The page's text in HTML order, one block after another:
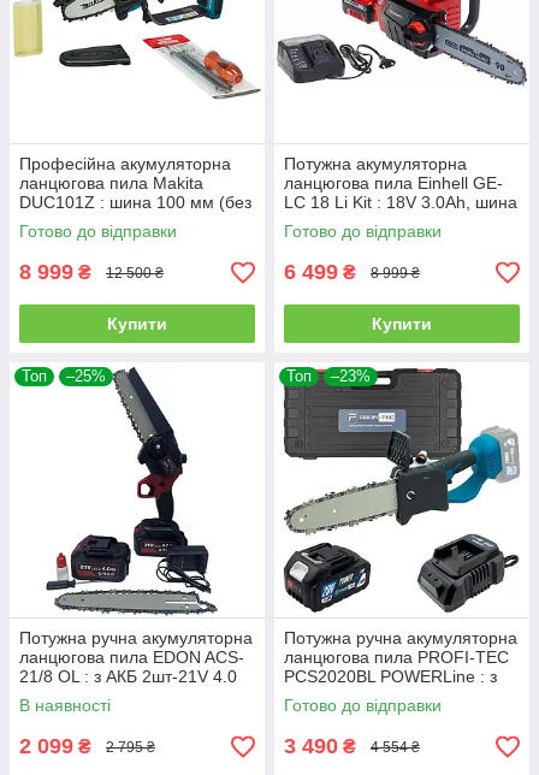
Професійна акумуляторна
ланцюгова пила Makita
DUC101Z : шина 100 мм (без
АКБ)
Готово до відправки
8 999 ₴ 12 500 ₴
Купити
Потужна акумуляторна
ланцюгова пила Einhell GE-
LC 18 Li Kit : 18V 3.0Ah, шина
25см (4501760)
Готово до відправки
6 499 ₴ 8 999 ₴
Купити
Топ –25%
Потужна ручна акумуляторна
ланцюгова пила EDON ACS-
21/8 OL : з АКБ 2шт-21V 4.0
Аh,2 шини 15/20см
В наявності
2 099 ₴ 2 795 ₴
Топ –23%
Потужна ручна акумуляторна
ланцюгова пила PROFI-TEC
PCS2020BL POWERLine : з
АКБ 20V 4.0 Аh, шина 20 см
Готово до відправки
3 490 ₴ 4 554 ₴